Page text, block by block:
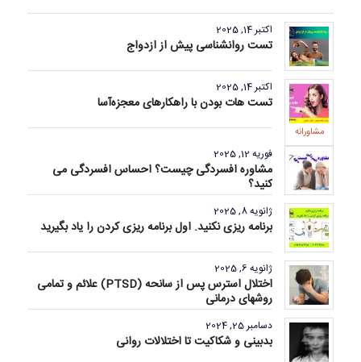
اکتبر 14, 2025
تست روانشناسی پیش از ازدواج
مشاورانه
اکتبر 14, 2025
تست هات بودن با راهکارهای معجزه‌آسا
فوریه 12, 2025
مشاوره افسردگی چیست؟ احساس افسردگی می
کنید؟
ژانویه 8, 2025
برنامه ریزی نکنید. اول برنامه ریزی کردن را یاد بگیرید
ژانویه 6, 2025
اختلال استرس پس از سانحه (PTSD) علائم و تمامی
روشهای درمانی
دسامبر 25, 2024
بدبینی و شکاکیت تا اختلالات روانی